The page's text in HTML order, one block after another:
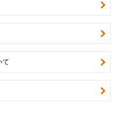
て